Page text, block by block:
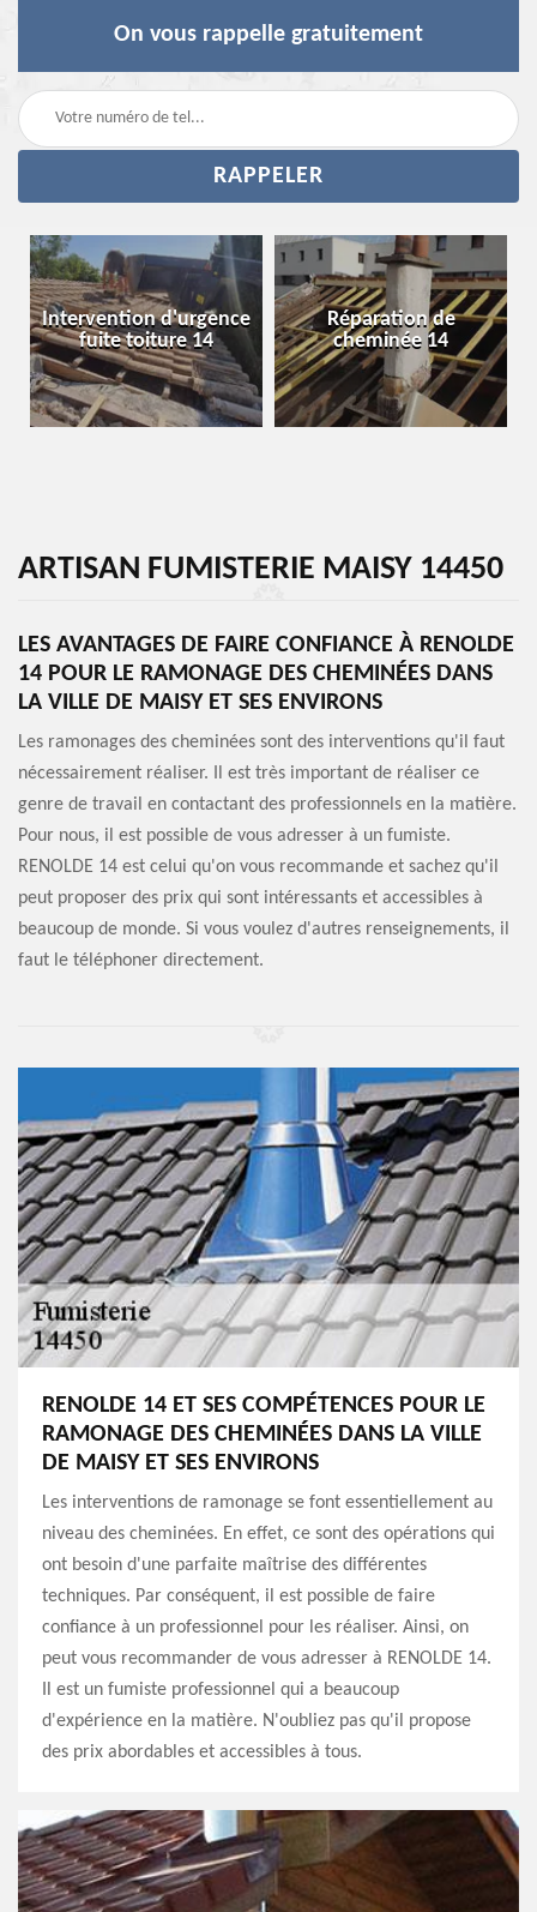
On vous rappelle gratuitement
Intervention d'urgence
fuite toiture 14
Réparation de
cheminée 14
ARTISAN FUMISTERIE MAISY 14450
LES AVANTAGES DE FAIRE CONFIANCE À RENOLDE
14 POUR LE RAMONAGE DES CHEMINÉES DANS
LA VILLE DE MAISY ET SES ENVIRONS
Les ramonages des cheminées sont des interventions qu'il faut
nécessairement réaliser. Il est très important de réaliser ce
genre de travail en contactant des professionnels en la matière.
Pour nous, il est possible de vous adresser à un fumiste.
RENOLDE 14 est celui qu'on vous recommande et sachez qu'il
peut proposer des prix qui sont intéressants et accessibles à
beaucoup de monde. Si vous voulez d'autres renseignements, il
faut le téléphoner directement.
RENOLDE 14 ET SES COMPÉTENCES POUR LE
RAMONAGE DES CHEMINÉES DANS LA VILLE
DE MAISY ET SES ENVIRONS
Les interventions de ramonage se font essentiellement au
niveau des cheminées. En effet, ce sont des opérations qui
ont besoin d'une parfaite maîtrise des différentes
techniques. Par conséquent, il est possible de faire
confiance à un professionnel pour les réaliser. Ainsi, on
peut vous recommander de vous adresser à RENOLDE 14.
Il est un fumiste professionnel qui a beaucoup
d'expérience en la matière. N'oubliez pas qu'il propose
des prix abordables et accessibles à tous.